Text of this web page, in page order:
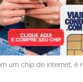
um chip de internet, é